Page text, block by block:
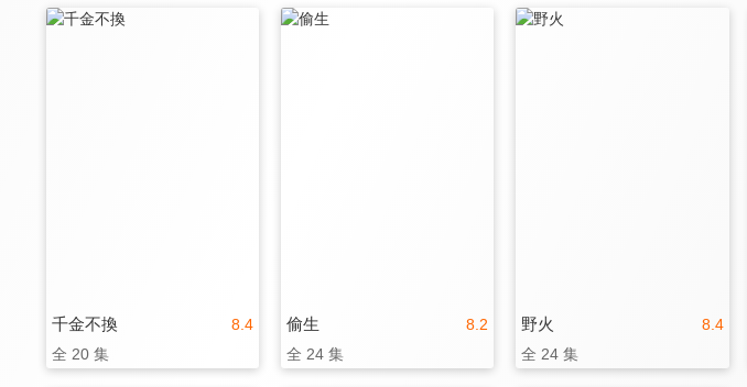
8.4
千金不換
全 20 集
8.2
偷生
全 24 集
8.4
野火
全 24 集